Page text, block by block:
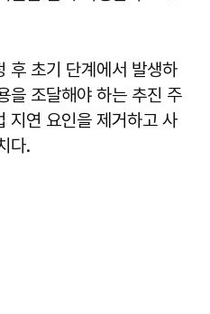
후 초기 단계에서 발생하
을 조달해야 하는 추진 주
지연 요인을 제거하고 사
다.